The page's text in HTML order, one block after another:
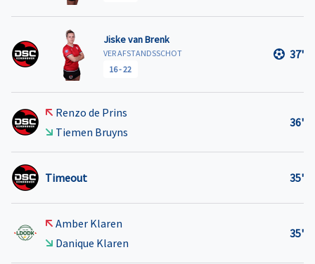
Jiske van Brenk
VER AFSTANDSSCHOT
16-22
37'
Renzo de Prins
Tiemen Bruyns
36'
Timeout 35'
Amber Klaren
Danique Klaren
35'